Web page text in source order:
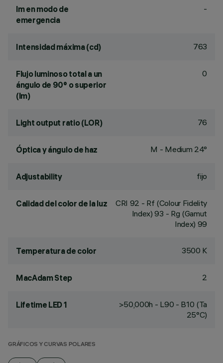
lm en modo de
emergencia
-
Intensidad máxima (cd) 763
Flujo luminoso total a un
ángulo de 90° o superior
(lm)
0
Light output ratio (LOR) 76
Óptica y ángulo de haz M - Medium 24°
Adjustability fijo
Calidad del color de la luz CRI 92 - Rf (Colour Fidelity
Index) 93 - Rg (Gamut
Index) 99
Temperatura de color 3500 K
MacAdam Step 2
Lifetime LED 1
>50,000h - L90 - B10 (Ta
25°C)
GRÁFICOS Y CURVAS POLARES